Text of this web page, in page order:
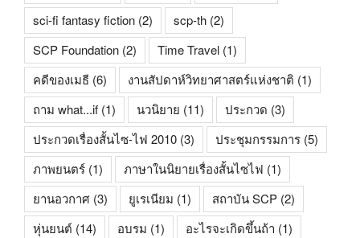
sci-fi fantasy fiction (2) scp-th (2)
SCP Foundation (2) Time Travel (1)
คดีของเมธี (6) งานสัปดาห์วิทยาศาสตร์แห่งชาติ (1)
ถาม what...if (1) นวนิยาย (11) ประกวด (3)
ประกวดเรื่องสั้นไซ-ไฟ 2010 (3) ประชุมกรรมการ (5)
ภาพยนตร์ (1) ภาษาในนิยายเรื่องสั้นไซไฟ (1)
ยานอวกาศ (3) ยูเรเนียม (1) สถาบัน SCP (2)
หุ่นยนต์ (14) อบรม (1) อะไรจะเกิดขึ้นถ้า (1)